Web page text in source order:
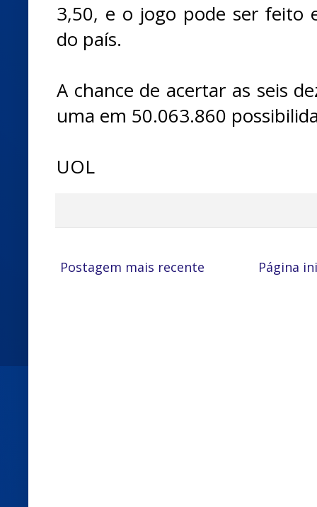
3,50, e o jogo pode ser feito
do país.
A chance de acertar as seis
uma em 50.063.860
UOL
Postagem mais recente Página